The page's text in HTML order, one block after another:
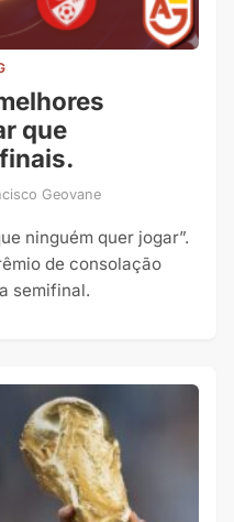
que
Geovane
ninguém quer jogar”.
de consolação
semifinal.